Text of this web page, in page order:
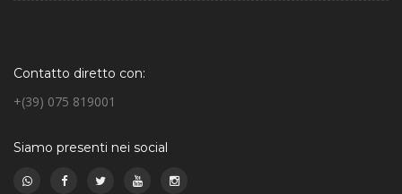
Contatto diretto con:
+(39) 075 819001
Siamo presenti nei social